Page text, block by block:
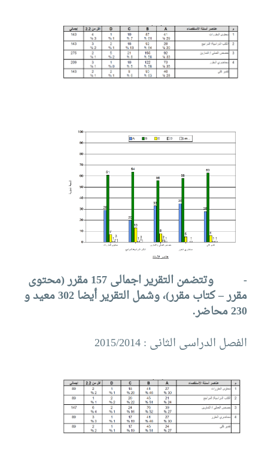
- وتتضمن التقرير اجمالى 157 مقرر (محتوى
مقرر – كتاب مقرر)، وشمل التقرير أيضا 302 معيد و
230 محاضر.
الفصل الدراسى الثانى : 2015/2014